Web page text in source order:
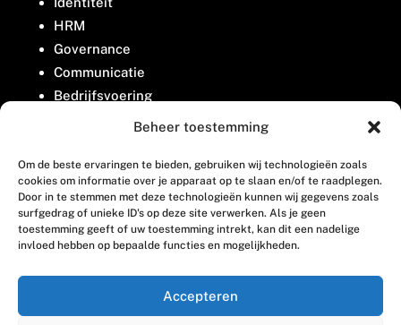
Beheer toestemming
Om de beste ervaringen te bieden, gebruiken wij technologieën zoals
cookies om informatie over je apparaat op te slaan en/of te raadplegen.
Door in te stemmen met deze technologieën kunnen wij gegevens zoals
surfgedrag of unieke ID's op deze site verwerken. Als je geen
toestemming geeft of uw toestemming intrekt, kan dit een nadelige
invloed hebben op bepaalde functies en mogelijkheden.
Accepteren
HRM
Governance
Communicatie
Bedrijfsvoering
Belangenbehartiging
Contact
Houttuinlaan 8
3447 GM Woerden